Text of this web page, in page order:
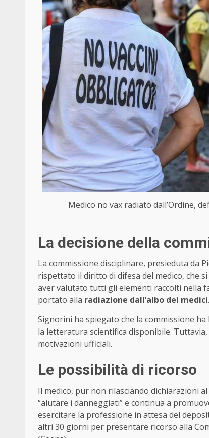
Medico no vax radiato dall’Ordine,
La decisione della
La commissione disciplinare, presieduta da
rispettato il diritto di difesa del medico, che
aver valutato tutti gli elementi raccolti nella
portato alla radiazione dall’albo dei medici.
Signorini ha spiegato che la commissione
la letteratura scientifica disponibile.
motivazioni ufficiali.
Le possibilità di ricorso
Il medico, pur non rilasciando dichiarazioni
“aiutare i danneggiati” e continua a
esercitare la professione in attesa del
altri 30 giorni per presentare ricorso alla